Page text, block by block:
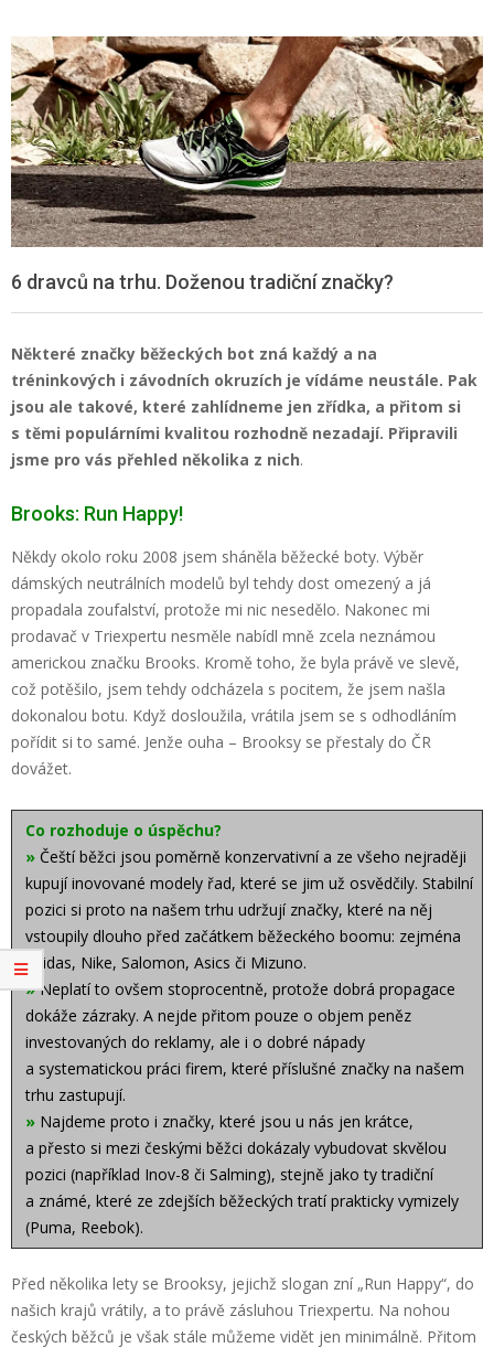
6 dravců na trhu. Doženou tradiční značky?
Některé značky běžeckých bot zná každý a na
tréninkových i závodních okruzích je vídáme neustále. Pak
jsou ale takové, které zahlídneme jen zřídka, a přitom si
s těmi populárními kvalitou rozhodně nezadají. Připravili
jsme pro vás přehled několika z nich.
Brooks: Run Happy!
Někdy okolo roku 2008 jsem sháněla běžecké boty. Výběr
dámských neutrálních modelů byl tehdy dost omezený a já
propadala zoufalství, protože mi nic nesedělo. Nakonec mi
prodavač v Triexpertu nesměle nabídl mně zcela neznámou
americkou značku Brooks. Kromě toho, že byla právě ve slevě,
což potěšilo, jsem tehdy odcházela s pocitem, že jsem našla
dokonalou botu. Když dosloužila, vrátila jsem se s odhodláním
pořídit si to samé. Jenže ouha – Brooksy se přestaly do ČR
dovážet.
Co rozhoduje o úspěchu?
» Čeští běžci jsou poměrně konzervativní a ze všeho nejraději
kupují inovované modely řad, které se jim už osvědčily. Stabilní
pozici si proto na našem trhu udržují značky, které na něj
vstoupily dlouho před začátkem běžeckého boomu: zejména
adidas, Nike, Salomon, Asics či Mizuno.
»Neplatí to ovšem stoprocentně, protože dobrá propagace
dokáže zázraky. A nejde přitom pouze o objem peněz
investovaných do reklamy, ale i o dobré nápady
a systematickou práci firem, které příslušné značky na našem
trhu zastupují.
» Najdeme proto i značky, které jsou u nás jen krátce,
a přesto si mezi českými běžci dokázaly vybudovat skvělou
pozici (například Inov-8 či Salming), stejně jako ty tradiční
a známé, které ze zdejších běžeckých tratí prakticky vymizely
(Puma, Reebok).
Před několika lety se Brooksy, jejichž slogan zní „Run Happy“, do
našich krajů vrátily, a to právě zásluhou Triexpertu. Na nohou
českých běžců je však stále můžeme vidět jen minimálně. Přitom